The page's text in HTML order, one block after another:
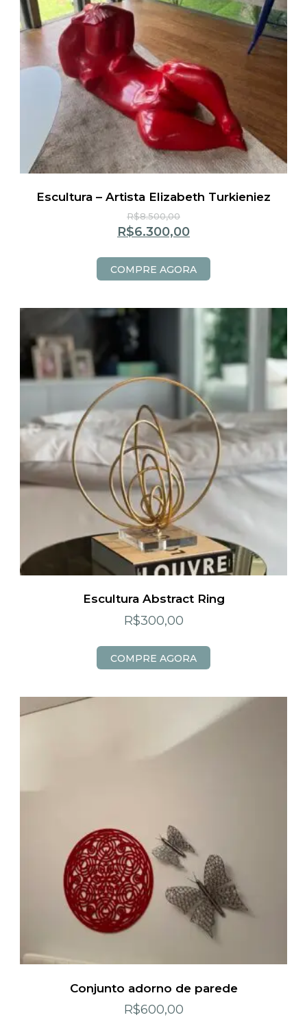
Escultura – Artista Elizabeth Turkieniez
R$8.500,00
R$6.300,00
COMPRE AGORA
Escultura Abstract Ring
R$300,00
COMPRE AGORA
Conjunto adorno de parede
R$600,00